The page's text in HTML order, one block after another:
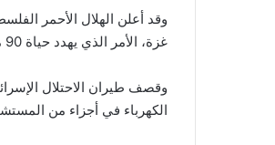
وقد أعلن الهلال الأحمر
غزة، الأمر الذي يهدد حياة 90 مريضًا يتلقون العلاج في المستشفى.
وقصف طيران الاحتلال
الكهرباء في أجزاء من